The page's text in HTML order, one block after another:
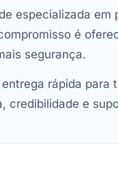
especializada
é
segurança.
rápida para
credibilidade e